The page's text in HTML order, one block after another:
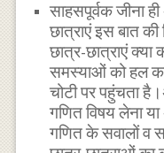
साहसपूर्वक जीना
छात्राएं इस बात
छात्र-छात्राएं क्या
समस्याओं को हल
चोटी पर पहुंचता
गणित विषय लेना
गणित के सवालों व